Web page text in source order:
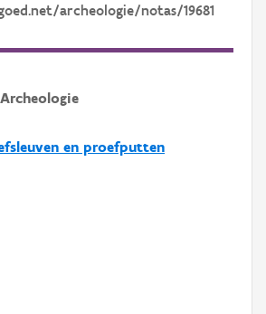
archeologie/notas/19681
en proefputten